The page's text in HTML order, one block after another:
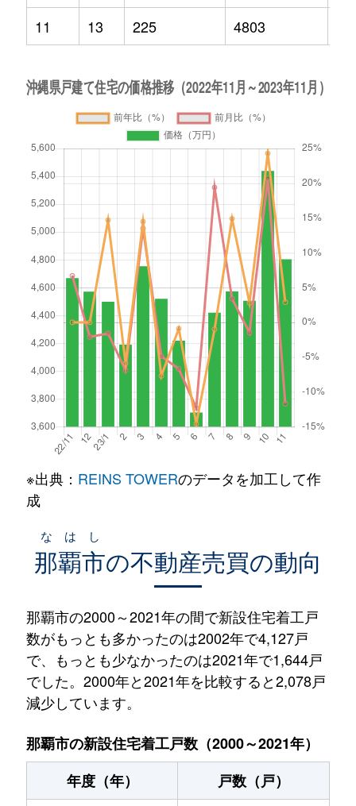
11
13 225 4803
※出典： REINS TOWERのデータを加工して作
成
那覇市
なはし
の不動産売買の動向
那覇市の2000～2021年の間で新設住宅着工戸
数がもっとも多かったのは2002年で4,127戸
で、もっとも少なかったのは2021年で1,644戸
でした。2000年と2021年を比較すると2,078戸
減少しています。
那覇市の新設住宅着工戸数（2000～2021年）
年度（年）
戸数（戸）